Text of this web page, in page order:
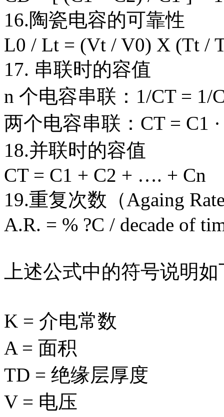
16.陶瓷电容的可靠性
L0 / Lt = (Vt / V0) X (Tt /
17. 串联时的容值
n 个电容串联：1/CT = 1/
两个电容串联：CT = C1
18.并联时的容值
CT = C1 + C2 + …. + Cn
19.重复次数（Againg
A.R. = % ?C / decade of
上述公式中的符号说明
K = 介电常数
A = 面积
TD = 绝缘层厚度
V = 电压